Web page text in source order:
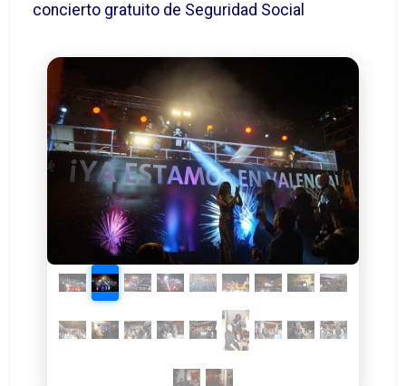
concierto gratuito de Seguridad Social